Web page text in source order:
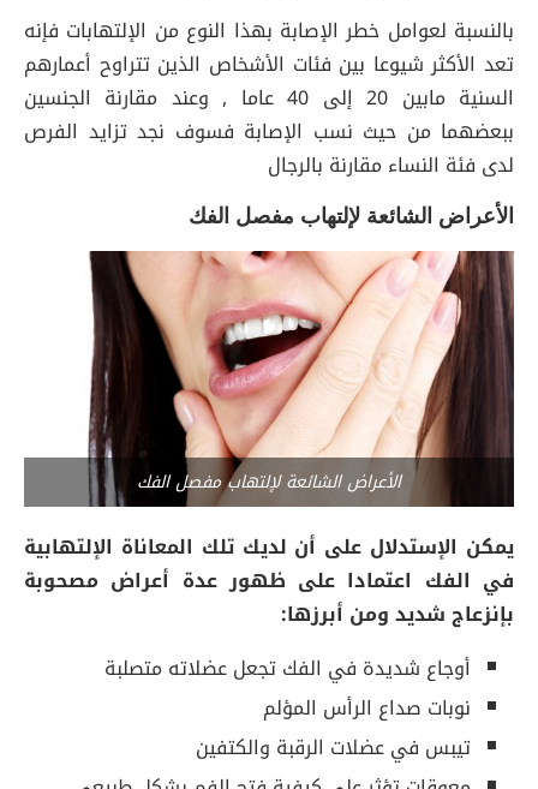
بالنسبة لعوامل خطر الإصابة بهذا النوع من الإلتهابات فإنه
تعد الأكثر شيوعا بين فئات الأشخاص الذين تتراوح أعمارهم
السنية مابين 20 إلى 40 عاما , وعند مقارنة الجنسين
ببعضهما من حيث نسب الإصابة فسوف نجد تزايد الفرص
لدى فئة النساء مقارنة بالرجال
الأعراض الشائعة لإلتهاب مفصل الفك
الأعراض الشائعة لإلتهاب مفصل الفك
يمكن الإستدلال على أن لديك تلك المعاناة الإلتهابية
في الفك اعتمادا على ظهور عدة أعراض مصحوبة
بإنزعاج شديد ومن أبرزها:
أوجاع شديدة في الفك تجعل عضلاته متصلبة
نوبات صداع الرأس المؤلم
تيبس في عضلات الرقبة والكتفين